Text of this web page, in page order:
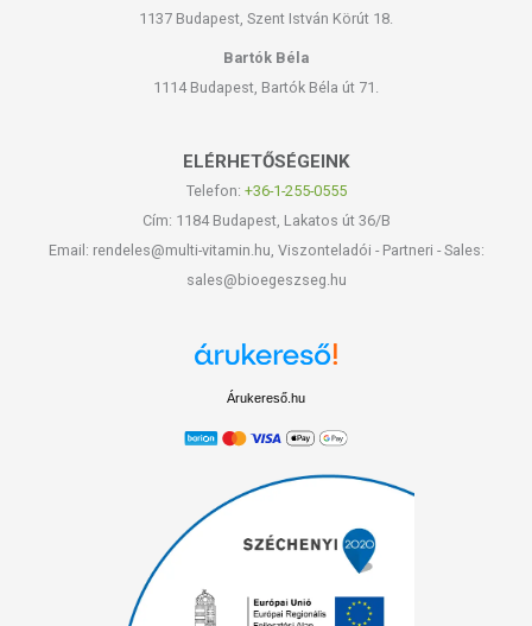
1137 Budapest, Szent István Körút 18.
Bartók Béla
1114 Budapest, Bartók Béla út 71.
ELÉRHETŐSÉGEINK
Telefon: +36-1-255-0555
Cím: 1184 Budapest, Lakatos út 36/B
Email: rendeles@multi-vitamin.hu, Viszonteladói - Partneri - Sales:
sales@bioegeszseg.hu
Árukereső.hu